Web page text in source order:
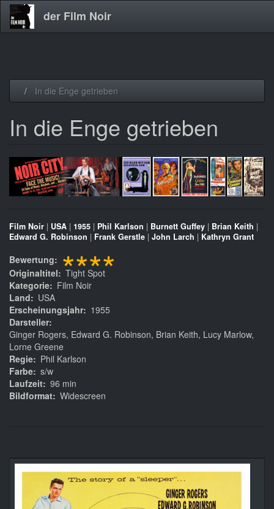
der Film Noir
In die Enge getrieben
In die Enge getrieben
Film Noir | USA | 1955 | Phil Karlson | Burnett Guffey | Brian Keith |
Edward G. Robinson | Frank Gerstle | John Larch | Kathryn Grant
Bewertung ****
Originaltitel
Tight Spot
Kategorie
Film Noir
Land
USA
Erscheinungsjahr
1955
Darsteller
Ginger Rogers, Edward G. Robinson, Brian Keith, Lucy Marlow,
Lorne Greene
Regie
Phil Karlson
Farbe s/w
Laufzeit 96 min
Bildformat Widescreen